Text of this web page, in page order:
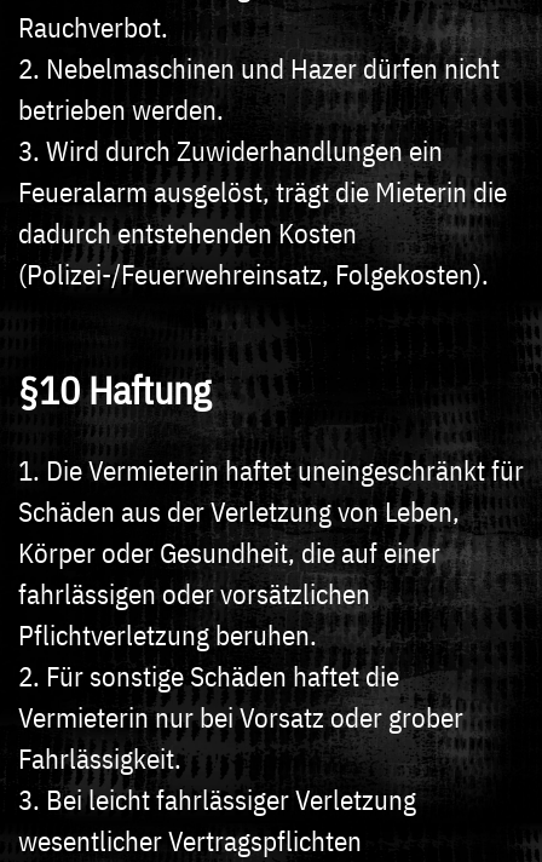
Rauchverbot.
2. Nebelmaschinen und Hazer dürfen nicht
betrieben werden.
3. Wird durch Zuwiderhandlungen ein
Feueralarm ausgelöst, trägt die Mieterin die
dadurch entstehenden Kosten
(Polizei-/Feuerwehreinsatz, Folgekosten).
§10 Haftung
1. Die Vermieterin haftet uneingeschränkt für
Schäden aus der Verletzung von Leben,
Körper oder Gesundheit, die auf einer
fahrlässigen oder vorsätzlichen
Pflichtverletzung beruhen.
2. Für sonstige Schäden haftet die
Vermieterin nur bei Vorsatz oder grober
Fahrlässigkeit.
3. Bei leicht fahrlässiger Verletzung
wesentlicher Vertragspflichten